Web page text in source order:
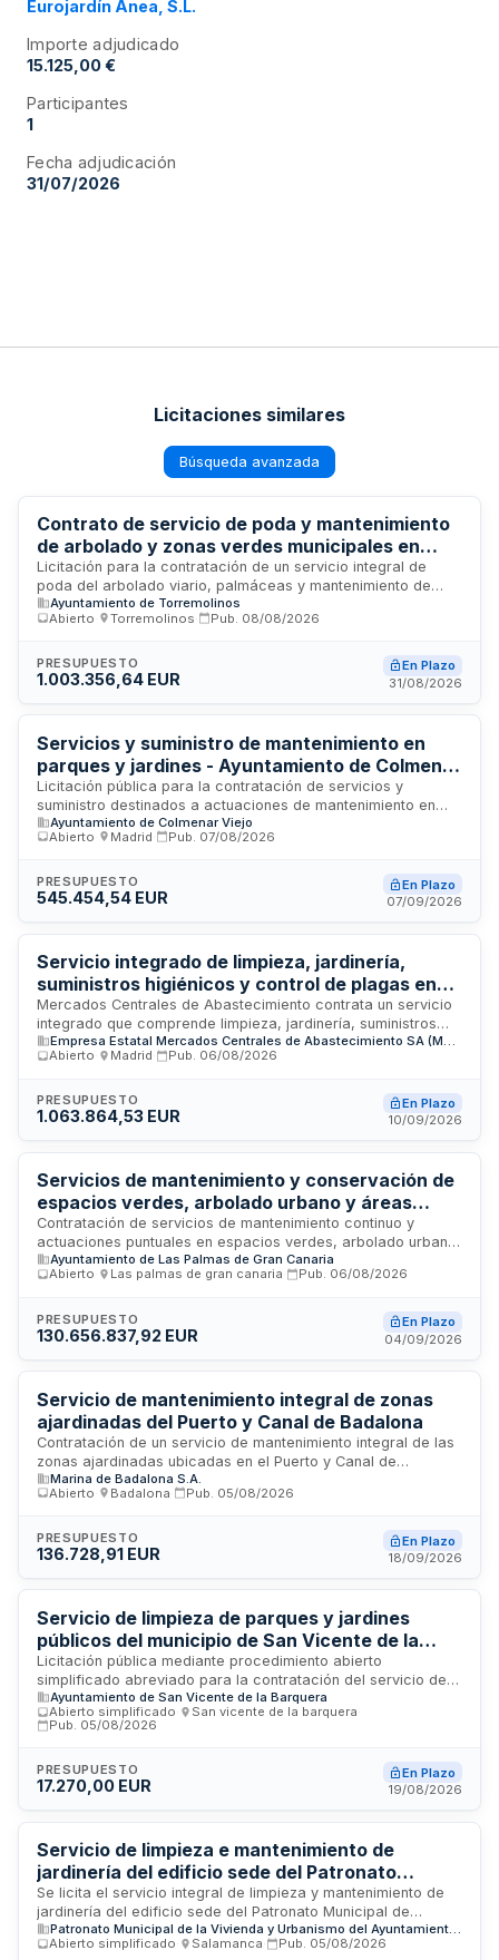
Eurojardín Anea, S.L.
Importe adjudicado
15.125,00 €
Participantes
1
Fecha adjudicación
31/07/2026
Licitaciones similares
Búsqueda avanzada
Contrato de servicio de poda y mantenimiento
de arbolado y zonas verdes municipales en
zona este de Torremolinos
Licitación para la contratación de un servicio integral de
poda del arbolado viario, palmáceas y mantenimiento de
zonas verdes municipales en la zona este de Torremolinos. El
contrato comprende actuaciones de saneamiento
y retirada de residuos vegetales, así como el cuidado de
céspedes, parterres y espacios ajardinados. Las
diferenciados para mejorar la especialización técnica y
favorecer la concurrencia competitiva, manteniendo
coordinación funcional bajo supervisión municipal.
Ayuntamiento de Torremolinos
Abierto
Torremolinos Pub. 08/08/2026
PRESUPUESTO
1.003.356,64 EUR
En Plazo
31/08/2026
Servicios y suministro de mantenimiento en
parques y jardines - Ayuntamiento de Colmenar
Viejo
Licitación pública para la contratación de servicios y
suministro destinados a actuaciones de mantenimiento en
parques y jardines, excluyendo trabajos específicos de
jardinería. El Ayuntamiento de Colmenar Viejo, a través de su
importe de aproximadamente 124.000 euros. Los servicios
engloban tareas de conservación, reparación y
mantenimiento funcional de las áreas verdes públicas del
municipio, mejorando la calidad y disponibilidad de estos
espacios para la ciudadanía.
Ayuntamiento de Colmenar Viejo
Abierto
Madrid Pub. 07/08/2026
PRESUPUESTO
545.454,54 EUR
En Plazo
07/09/2026
Servicio integrado de limpieza, jardinería,
suministros higiénicos y control de plagas en
centros comerciales de Mercados Centrales de
Abastecimiento
Mercados Centrales de Abastecimiento contrata un servicio
integrado que comprende limpieza, jardinería, suministros
higiénicos y control de plagas en el centro comercial El
Centre de la Vila ubicado en Barcelona y en la sede social
Cláusulas Particulares, el Pliego de Prescripciones Técnicas
y las Instrucciones Internas de Contratación de Mercasa,
transparencia e igualdad. La adjudicación se realizará
mediante procedimientos abierto y abierto supersimplificado,
según corresponda, atribuyendo el contrato a quien presente
la mejor oferta.
Empresa Estatal Mercados Centrales de Abastecimiento SA (MERCASA)
Abierto
Madrid Pub. 06/08/2026
PRESUPUESTO
1.063.864,53 EUR
En Plazo
10/09/2026
Servicios de mantenimiento y conservación de
espacios verdes, arbolado urbano y áreas
caninas del Ayuntamiento de Las Palmas de
Gran Canaria con asistencia técnica
especializada
Contratación de servicios de mantenimiento continuo y
actuaciones puntuales en espacios verdes, arbolado urbano
y áreas caninas del municipio de Las Palmas de Gran
Canaria. El contrato incluye asistencia técnica especializada
servicio abarca parques urbanos, zonas ajardinadas,
arbolado en calles, jardineras, espacios en márgenes de
sostenibilidad ambiental y responsabilidad social, alineado
con el Plan Director del Arbolado Urbano municipal.
Ayuntamiento de Las Palmas de Gran Canaria
Abierto
Las palmas de gran canaria Pub. 06/08/2026
PRESUPUESTO
130.656.837,92 EUR
En Plazo
04/09/2026
Servicio de mantenimiento integral de zonas
ajardinadas del Puerto y Canal de Badalona
Contratación de un servicio de mantenimiento integral de las
zonas ajardinadas ubicadas en el Puerto y Canal de
Badalona. El servicio incluye labores de conservación, poda
anual de arbolado y palmeras, así como actuaciones
establecidas. Marina de Badalona, S.A. licita este servicio de
carácter privado con una duración de dos años, siendo
Marina de Badalona S.A.
Abierto
Badalona Pub. 05/08/2026
PRESUPUESTO
136.728,91 EUR
En Plazo
18/09/2026
Servicio de limpieza de parques y jardines
públicos del municipio de San Vicente de la
Barquera
Licitación pública mediante procedimiento abierto
simplificado abreviado para la contratación del servicio de
limpieza, mantenimiento y conservación de parques y
jardines públicos del municipio de San Vicente de la
Barquera. El contrato tiene carácter administrativo de
prescripciones técnicas, la memoria y el pliego de cláusulas
administrativas particulares. La administración responsable
Ayuntamiento de San Vicente de la Barquera
Abierto simplificado
San vicente de la barquera
Pub. 05/08/2026
PRESUPUESTO
17.270,00 EUR
En Plazo
19/08/2026
Servicio de limpieza e mantenimiento de
jardinería del edificio sede del Patronato
Municipal de Vivienda y Urbanismo de
Salamanca
Se licita el servicio integral de limpieza y mantenimiento de
jardinería del edificio sede del Patronato Municipal de
Vivienda y Urbanismo del Ayuntamiento de Salamanca. El
contrato comprende labores de limpieza general del
Patronato Municipal de la Vivienda y Urbanismo del Ayuntamiento de Salamanca (EPE PMVU)
Abierto simplificado
Salamanca Pub. 05/08/2026